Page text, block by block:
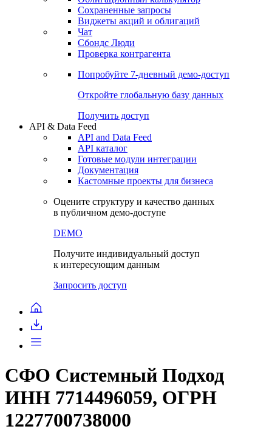
Сохраненные запросы
Виджеты акций и облигаций
Чат
Сбондс Люди
Проверка контрагента
Попробуйте 7-дневный демо-доступ
Откройте глобальную базу данных
Получить доступ
API & Data Feed
API and Data Feed
API каталог
Готовые модули интеграции
Документация
Кастомные проекты для бизнеса
Оцените структуру и качество данных
в публичном демо-доступе
DEMO
Получите индивидуальный доступ
к интересующим данным
Запросить доступ
СФО Системный Подход
ИНН 7714496059, ОГРН
1227700738000